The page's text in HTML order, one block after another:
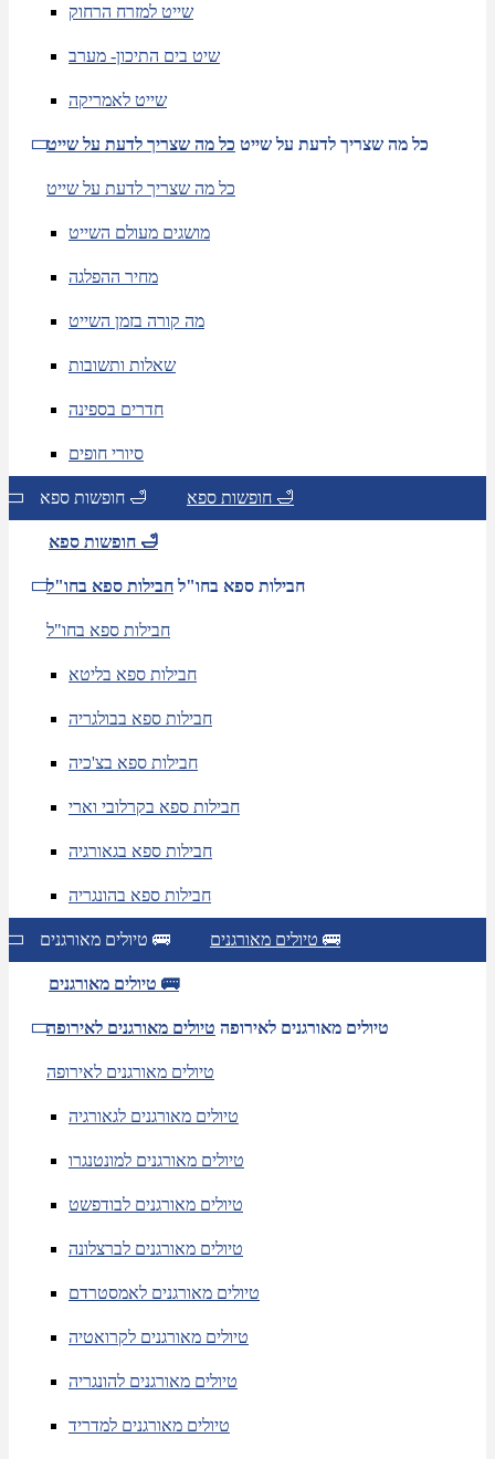
שייט למזרח הרחוק
שיט בים התיכון- מערב
שייט לאמריקה
כל מה שצריך לדעת על שייט כל מה שצריך לדעת על שייט
כל מה שצריך לדעת על שייט
מושגים מעולם השייט
מחיר ההפלגה
מה קורה בזמן השייט
שאלות ותשובות
חדרים בספינה
סיורי חופים
חופשות ספא 🛁 חופשות ספא 🛁
חופשות ספא 🛁
חבילות ספא בחו"ל חבילות ספא בחו"ל
חבילות ספא בחו"ל
חבילות ספא בליטא
חבילות ספא בבולגריה
חבילות ספא בצ'כיה
חבילות ספא בקרלובי וארי
חבילות ספא בגאורגיה
חבילות ספא בהונגריה
טיולים מאורגנים 🚌 טיולים מאורגנים 🚌
טיולים מאורגנים 🚌
טיולים מאורגנים לאירופה טיולים מאורגנים לאירופה
טיולים מאורגנים לאירופה
טיולים מאורגנים לגאורגיה
טיולים מאורגנים למונטנגרו
טיולים מאורגנים לבודפשט
טיולים מאורגנים לברצלונה
טיולים מאורגנים לאמסטרדם
טיולים מאורגנים לקרואטיה
טיולים מאורגנים להונגריה
טיולים מאורגנים למדריד